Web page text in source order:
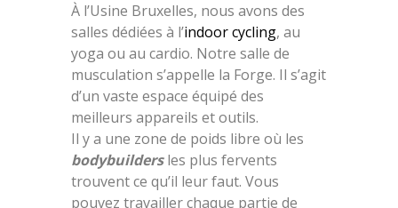
À l’Usine Bruxelles, nous avons des
salles dédiées à l’indoor cycling, au
yoga ou au cardio. Notre salle de
musculation s’appelle la Forge. Il s’agit
d’un vaste espace équipé des
meilleurs appareils et outils.
Il y a une zone de poids libre où les
bodybuildersles plus fervents
trouvent ce qu’il leur faut. Vous
pouvez travailler chaque partie de